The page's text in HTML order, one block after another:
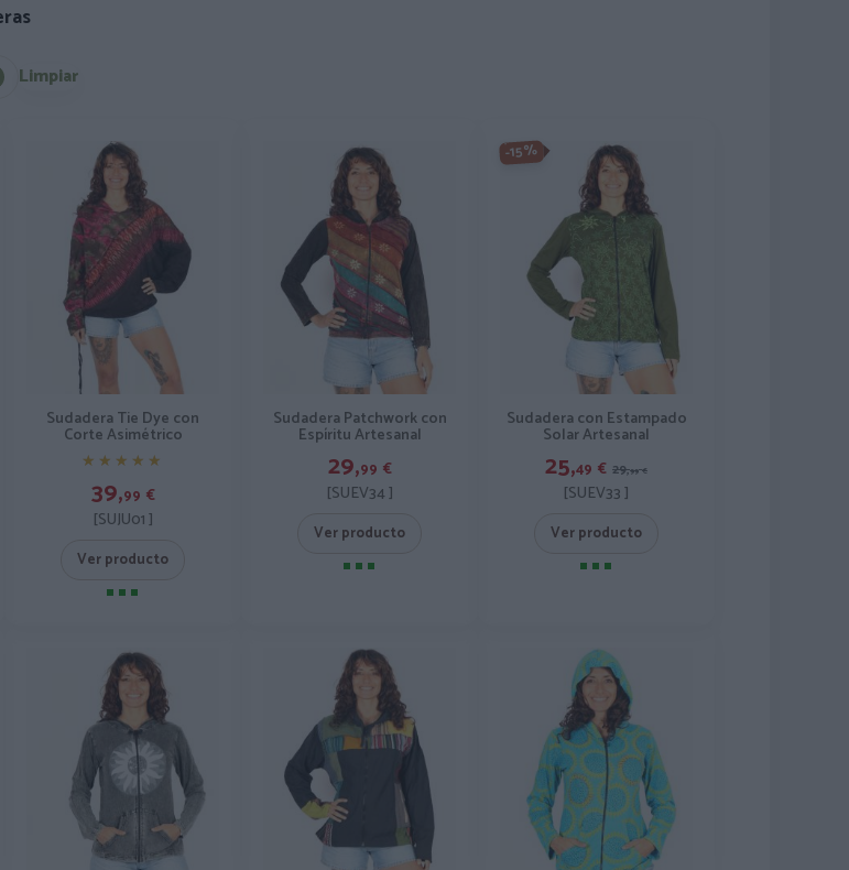
Limpiar
Sudadera Tie Dye con
Corte Asimétrico
★★★★★
★★★★★
39,99 €
[SUJU01 ]
Ver producto
Sudadera Patchwork con
Espíritu Artesanal
29,99 €
[SUEV34 ]
Ver producto
-15%
Sudadera con Estampado
Solar Artesanal
25,49 € 29,99 €
[SUEV33 ]
Ver producto